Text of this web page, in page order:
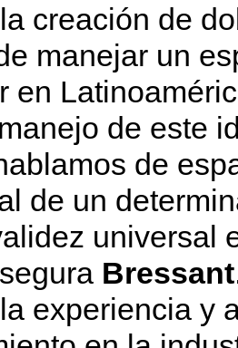
creación de
manejar un
en
de este
de
de un
universal
Bressant
experiencia y